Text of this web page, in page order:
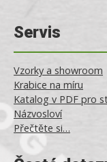
Servis
Vzorky a showroom
Krabice na míru
Katalog v PDF pro
Názvosloví
Přečtěte si…